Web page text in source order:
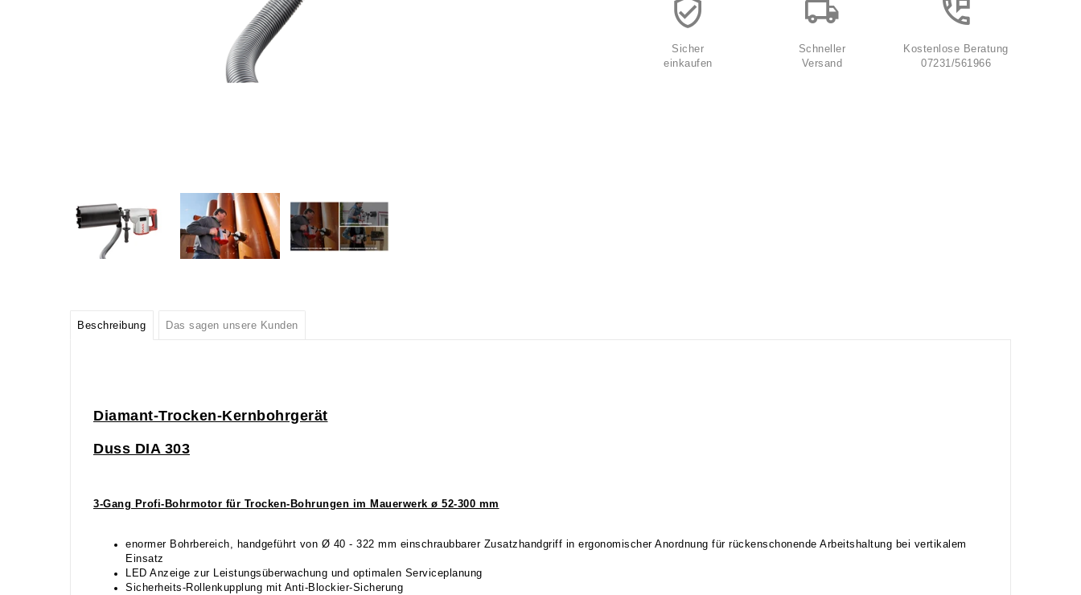
Sicher
einkaufen
Schneller
Versand
Kostenlose Beratung
07231/561966
Beschreibung Das sagen unsere Kunden
Diamant-Trocken-Kernbohrgerät
Duss DIA 303
3-Gang Profi-Bohrmotor für Trocken-Bohrungen im Mauerwerk ø 52-300 mm
enormer Bohrbereich, handgeführt von Ø 40 - 322 mm einschraubbarer Zusatzhandgriff in ergonomischer Anordnung für rückenschonende Arbeitshaltung bei vertikalem
Einsatz
LED Anzeige zur Leistungsüberwachung und optimalen Serviceplanung
Sicherheits-Rollenkupplung mit Anti-Blockier-Sicherung